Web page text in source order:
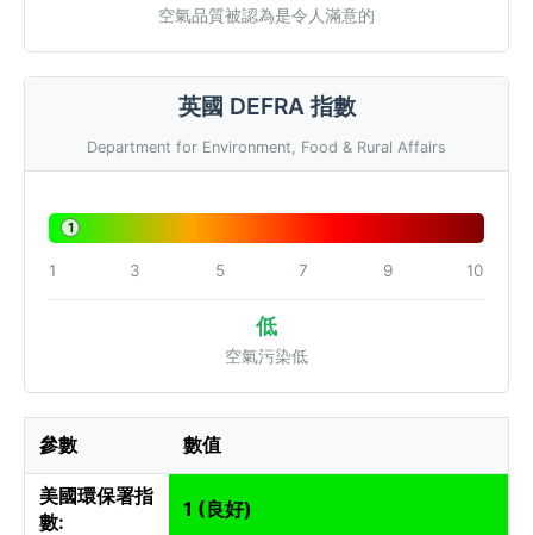
空氣品質被認為是令人滿意的
英國 DEFRA 指數
Department for Environment, Food & Rural Affairs
1
1 3 5 7 9 10
低
空氣污染低
參數 數值
美國環保署指
數:
1 (良好)